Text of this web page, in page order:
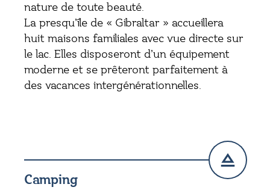
nature de toute beauté.
La presqu’île de « Gibraltar » accueillera
huit maisons familiales avec vue directe sur
le lac. Elles disposeront d’un équipement
moderne et se prêteront parfaitement à
des vacances intergénérationnelles.
Camping